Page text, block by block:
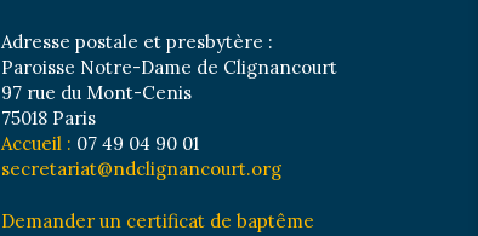
Adresse postale et presbytère :
Paroisse Notre-Dame de Clignancourt
97 rue du Mont-Cenis
75018 Paris
Accueil : 07 49 04 90 01
secretariat@ndclignancourt.org
Demander un certificat de baptême